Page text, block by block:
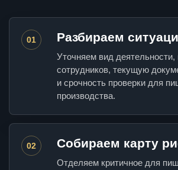
01 Разбираем
Уточняем вид
сотрудников, текущую
и срочность проверки для
производства.
02 Собираем карту
Отделяем критичное для